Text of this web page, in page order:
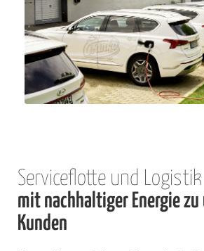
Serviceflotte und
mit nachhaltiger Energie zu
Kunden